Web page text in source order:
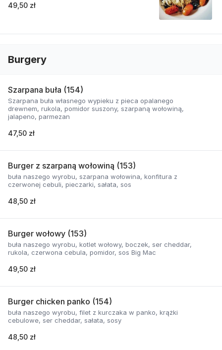
49,50 zł
Burgery
Szarpana buła (154)
Szarpana buła własnego wypieku z pieca opalanego
drewnem, rukola, pomidor suszony, szarpaną wołowiną,
jalapeno, parmezan
47,50 zł
Burger z szarpaną wołowiną (153)
buła naszego wyrobu, szarpana wołowina, konfitura z
czerwonej cebuli, pieczarki, sałata, sos
48,50 zł
Burger wołowy (153)
buła naszego wyrobu, kotlet wołowy, boczek, ser cheddar,
rukola, czerwona cebula, pomidor, sos Big Mac
49,50 zł
Burger chicken panko (154)
buła naszego wyrobu, filet z kurczaka w panko, krążki
cebulowe, ser cheddar, sałata, sosy
48,50 zł